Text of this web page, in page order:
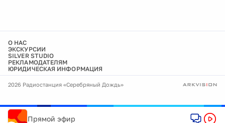
О НАС
ЭКСКУРСИИ
SILVER STUDIO
РЕКЛАМОДАТЕЛЯМ
ЮРИДИЧЕСКАЯ ИНФОРМАЦИЯ
2026 Радиостанция «Серебряный Дождь»
Прямой эфир